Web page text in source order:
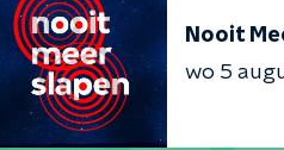
Nooit
wo 5